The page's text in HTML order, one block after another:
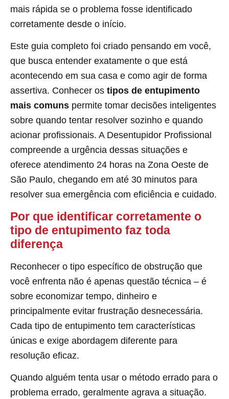
mais rápida se o problema fosse identificado
corretamente desde o início.
Este guia completo foi criado pensando em você,
que busca entender exatamente o que está
acontecendo em sua casa e como agir de forma
assertiva. Conhecer os tipos de entupimento
mais comuns permite tomar decisões inteligentes
sobre quando tentar resolver sozinho e quando
acionar profissionais. A Desentupidor Profissional
compreende a urgência dessas situações e
oferece atendimento 24 horas na Zona Oeste de
São Paulo, chegando em até 30 minutos para
resolver sua emergência com eficiência e cuidado.
Por que identificar corretamente o
tipo de entupimento faz toda
diferença
Reconhecer o tipo específico de obstrução que
você enfrenta não é apenas questão técnica – é
sobre economizar tempo, dinheiro e
principalmente evitar frustração desnecessária.
Cada tipo de entupimento tem características
únicas e exige abordagem diferente para
resolução eficaz.
Quando alguém tenta usar o método errado para o
problema errado, geralmente agrava a situação.